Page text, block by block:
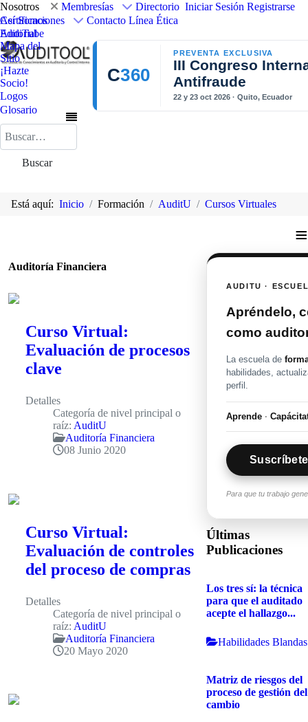
Nosotros
Así Somos
Editorial
Mapa del
Sitio
¡Hazte
Socio!
Logos
Glosario
Membresías
Directorio
Certificaciones
Contacto Línea Ética
AudiTube
Iniciar Sesión Registrarse
C360
PREVENTA EXCLUSIVA
III Congreso
Antifraude
22 y 23 oct 2026 · Quito, Ecuador
Buscar
Buscar
Está aquí: Inicio Formación AuditU Cursos Virtuales
≡
Auditoría Financiera
Curso Virtual:
Evaluación de procesos
clave
Detalles
Categoría de nivel principal o
raíz: AuditU
Auditoría Financiera
08 Junio 2020
Curso Virtual:
Evaluación de controles
del proceso de compras
Detalles
Categoría de nivel principal o
raíz: AuditU
Auditoría Financiera
20 Mayo 2020
AUDITU ·
Apréndelo,
como
La escuela de
habilidades,
perfil.
Aprende ·
Para que tu trabajo
Últimas
Publicaciones
Los tres sí: la técnica
para que el auditado
acepte el hallazgo...
Habilidades Blandas
Matriz de riesgos del
proceso de gestión del
cambio